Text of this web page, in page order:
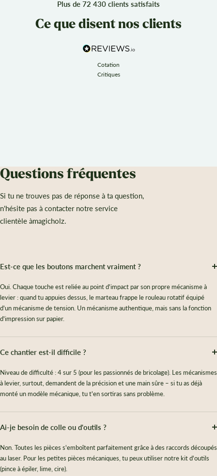
Plus de 72 430 clients satisfaits
Ce que disent nos clients
Cotation
Critiques
Questions fréquentes
Si tu ne trouves pas de réponse à ta question,
n'hésite pas à contacter notre service
clientèle àmagicholz.
Est-ce que les boutons marchent vraiment ?
Oui. Chaque touche est reliée au point d'impact par son propre mécanisme à
levier : quand tu appuies dessus, le marteau frappe le rouleau rotatif équipé
d'un mécanisme de tension. Un mécanisme authentique, mais sans la fonction
d'impression sur papier.
Ce chantier est-il difficile ?
Niveau de difficulté : 4 sur 5 (pour les passionnés de bricolage). Les mécanismes
à levier, surtout, demandent de la précision et une main sûre – si tu as déjà
monté un modèle mécanique, tu t'en sortiras sans problème.
Ai-je besoin de colle ou d'outils ?
Non. Toutes les pièces s'emboîtent parfaitement grâce à des raccords découpés
au laser. Pour les petites pièces mécaniques, tu peux utiliser notre kit d'outils
(pince à épiler, lime, cire).